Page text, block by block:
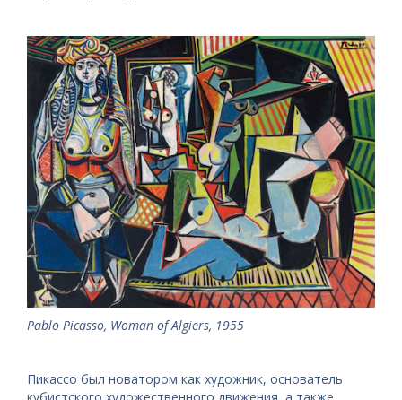
Pablo Picasso, Woman of Algiers, 1955
Пикассо был новатором как художник, основатель